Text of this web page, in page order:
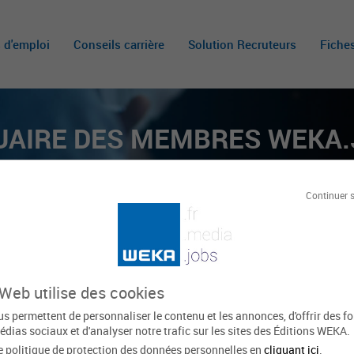
Continuer
utilise des cookies
permettent de personnaliser le contenu et les annonces, d'offrir des
sociaux et d'analyser notre trafic sur les sites des Éditions WEKA.
politique de protection des données personnelles en cliquant ici
d'emploi Conseils carrière Solution Recruteurs
DES MEMBRES
public, entièrement dédié aux carrières
d'emploi sur tout le territoire Français
| H | I | J | K | L | M | N | O | P | Q | R | S | T | U